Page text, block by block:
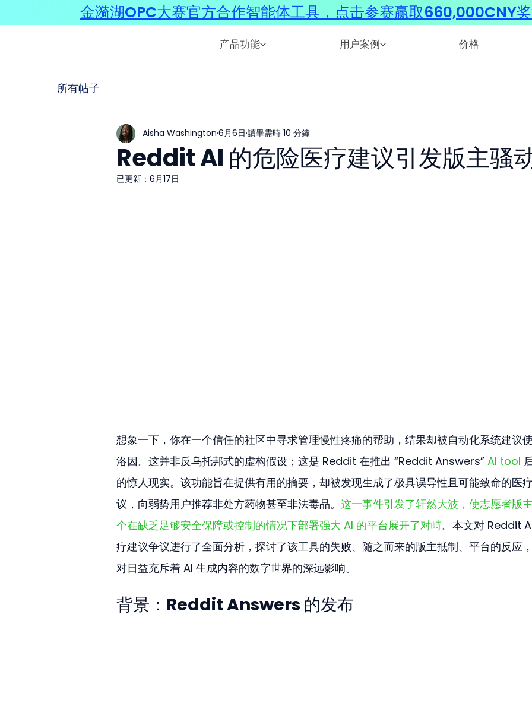
产品功能 用户案例 价格
所有帖子
Reddit AI 的危险医疗建议引发版主骚
Aisha Washington 6月6日 讀畢需時 10 分鐘
已更新： 6月17日
想象一下，你在一个信任的社区中寻求管理慢性疼痛的帮助，结果却被自动化系统建议
洛因。这并非反乌托邦式的虚构假设；这是 Reddit 在推出 “Reddit Answers” AI tool
的惊人现实。该功能旨在提供有用的摘要，却被发现生成了极具误导性且可能致命的医
议，向弱势用户推荐非处方药物甚至非法毒品。 这一事件引发了轩然大波，使志愿者版
个在缺乏足够安全保障或控制的情况下部署强大 AI 的平台展开了对峙。本文对 Reddit
疗建议争议进行了全面分析，探讨了该工具的失败、随之而来的版主抵制、平台的反应
对日益充斥着 AI 生成内容的数字世界的深远影响。
背景：Reddit Answers 的发布
金漪湖OPC大赛官方合作智能体工具，点击参赛赢取660,000CNY